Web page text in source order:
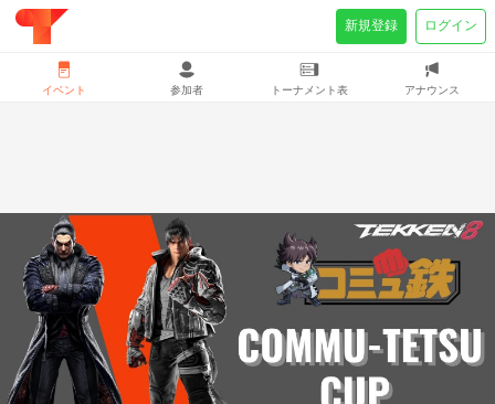
イベント 参加者 トーナメント表 アナウンス
新規登録 ログイン